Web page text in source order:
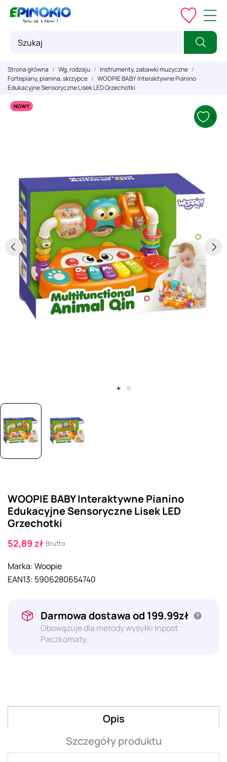
Strona główna Wg. rodzaju
Instrumenty, zabawki muzyczne
Fortepiany, pianina, skrzypce
WOOPIE BABY Interaktywne Pianino
Edukacyjne Sensoryczne Lisek LED Grzechotki
NOWY
0
WOOPIE BABY Interaktywne Pianino
Edukacyjne Sensoryczne Lisek LED
Grzechotki
52,89 zł Brutto
Marka:Woopie
EAN13: 5906280654740
Darmowa dostawa od 199.99zł
Obowązuje dla metody wysyłki Inpost
Paczkomaty.
Opis
Szczegóły produktu